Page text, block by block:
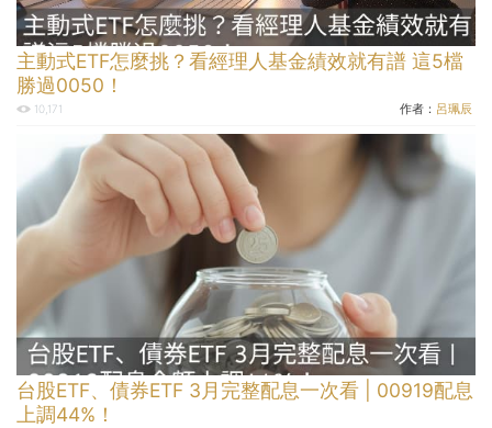
主動式ETF怎麼挑？看經理人基金績效就有譜 這5檔
勝過0050！
10,171 作者： 呂珮辰
台股ETF、債券ETF 3月完整配息一次看 | 00919配息
上調44%！